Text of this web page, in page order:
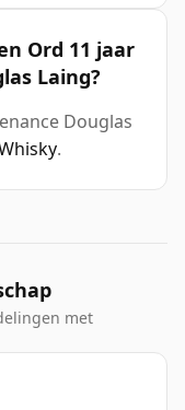
Ord 11 jaar
Laing?
Douglas
.
met